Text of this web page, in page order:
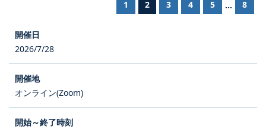
1 2 3 4 5 ... 8
2026/7/28
オンライン(Zoom)